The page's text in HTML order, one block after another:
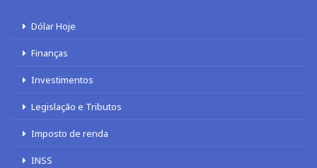
Dólar Hoje
Finanças
Investimentos
Legislação e Tributos
Imposto de renda
INSS